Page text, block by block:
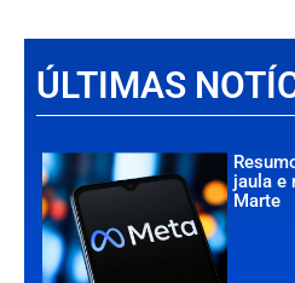
ÚLTIMAS
jaula e
Marte